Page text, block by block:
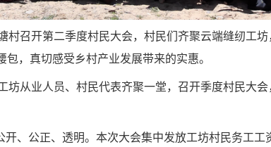
村召开第二季度村民大会，村民们齐聚云端缝纫工
，真切感受乡村产业发展带来的实惠。
坊从业人员、村民代表齐聚一堂，召开季度村民大
、公正、透明。本次大会集中发放工坊村民务工